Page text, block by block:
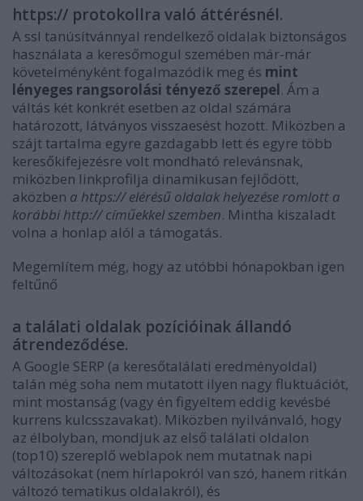
https:// protokollra való áttérésnél.
A ssl tanúsítvánnyal rendelkező oldalak biztonságos
használata a keresőmogul szemében már-már
követelményként fogalmazódik meg és mint
lényeges rangsorolási tényező szerepel. Ám a
váltás két konkrét esetben az oldal számára
határozott, látványos visszaesést hozott. Miközben a
szájt tartalma egyre gazdagabb lett és egyre több
keresőkifejezésre volt mondható relevánsnak,
miközben linkprofilja dinamikusan fejlődött,
aközben a https:// elérésű oldalak helyezése romlott a
korábbi http:// címűekkel szemben. Mintha kiszaladt
volna a honlap alól a támogatás.
Megemlítem még, hogy az utóbbi hónapokban igen
feltűnő
a találati oldalak pozícióinak állandó
átrendeződése.
A Google SERP (a keresőtalálati eredményoldal)
talán még soha nem mutatott ilyen nagy fluktuációt,
mint mostanság (vagy én figyeltem eddig kevésbé
kurrens kulcsszavakat). Miközben nyilvánvaló, hogy
az élbolyban, mondjuk az első találati oldalon
(top10) szereplő weblapok nem mutatnak napi
változásokat (nem hírlapokról van szó, hanem ritkán
változó tematikus oldalakról), és